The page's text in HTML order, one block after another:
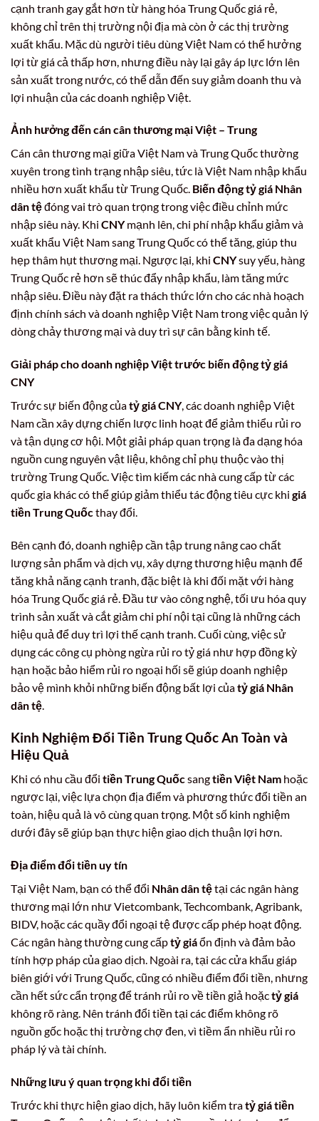
cạnh tranh gay gắt hơn từ hàng hóa Trung Quốc giá rẻ,
không chỉ trên thị trường nội địa mà còn ở các thị trường
xuất khẩu. Mặc dù người tiêu dùng Việt Nam có thể hưởng
lợi từ giá cả thấp hơn, nhưng điều này lại gây áp lực lớn lên
sản xuất trong nước, có thể dẫn đến suy giảm doanh thu và
lợi nhuận của các doanh nghiệp Việt.
Ảnh hưởng đến cán cân thương mại Việt – Trung
Cán cân thương mại giữa Việt Nam và Trung Quốc thường
xuyên trong tình trạng nhập siêu, tức là Việt Nam nhập khẩu
nhiều hơn xuất khẩu từ Trung Quốc. Biến động tỷ giá Nhân
dân tệđóng vai trò quan trọng trong việc điều chỉnh mức
nhập siêu này. Khi CNYmạnh lên, chi phí nhập khẩu giảm và
xuất khẩu Việt Nam sang Trung Quốc có thể tăng, giúp thu
hẹp thâm hụt thương mại. Ngược lại, khi CNYsuy yếu, hàng
Trung Quốc rẻ hơn sẽ thúc đẩy nhập khẩu, làm tăng mức
nhập siêu. Điều này đặt ra thách thức lớn cho các nhà hoạch
định chính sách và doanh nghiệp Việt Nam trong việc quản lý
dòng chảy thương mại và duy trì sự cân bằng kinh tế.
Giải pháp cho doanh nghiệp Việt trước biến động tỷ giá
CNY
Trước sự biến động củatỷ giá CNY, các doanh nghiệp Việt
Nam cần xây dựng chiến lược linh hoạt để giảm thiểu rủi ro
và tận dụng cơ hội. Một giải pháp quan trọng là đa dạng hóa
nguồn cung nguyên vật liệu, không chỉ phụ thuộc vào thị
trường Trung Quốc. Việc tìm kiếm các nhà cung cấp từ các
quốc gia khác có thể giúp giảm thiểu tác động tiêu cực khi giá
tiền Trung Quốcthay đổi.
Bên cạnh đó, doanh nghiệp cần tập trung nâng cao chất
lượng sản phẩm và dịch vụ, xây dựng thương hiệu mạnh để
tăng khả năng cạnh tranh, đặc biệt là khi đối mặt với hàng
hóa Trung Quốc giá rẻ. Đầu tư vào công nghệ, tối ưu hóa quy
trình sản xuất và cắt giảm chi phí nội tại cũng là những cách
hiệu quả để duy trì lợi thế cạnh tranh. Cuối cùng, việc sử
dụng các công cụ phòng ngừa rủi ro tỷ giá như hợp đồng kỳ
hạn hoặc bảo hiểm rủi ro ngoại hối sẽ giúp doanh nghiệp
bảo vệ mình khỏi những biến động bất lợi củatỷ giá Nhân
dân tệ.
Kinh Nghiệm Đổi Tiền Trung Quốc An Toàn và
Hiệu Quả
Khi có nhu cầu đổi tiền Trung Quốcsangtiền Việt Nam hoặc
ngược lại, việc lựa chọn địa điểm và phương thức đổi tiền an
toàn, hiệu quả là vô cùng quan trọng. Một số kinh nghiệm
dưới đây sẽ giúp bạn thực hiện giao dịch thuận lợi hơn.
Địa điểm đổi tiền uy tín
Tại Việt Nam, bạn có thể đổi Nhân dân tệtại các ngân hàng
thương mại lớn như Vietcombank, Techcombank, Agribank,
BIDV, hoặc các quầy đổi ngoại tệ được cấp phép hoạt động.
Các ngân hàng thường cung cấptỷ giáổn định và đảm bảo
tính hợp pháp của giao dịch. Ngoài ra, tại các cửa khẩu giáp
biên giới với Trung Quốc, cũng có nhiều điểm đổi tiền, nhưng
cần hết sức cẩn trọng để tránh rủi ro về tiền giả hoặctỷ giá
không rõ ràng. Nên tránh đổi tiền tại các điểm không rõ
nguồn gốc hoặc thị trường chợ đen, vì tiềm ẩn nhiều rủi ro
pháp lý và tài chính.
Những lưu ý quan trọng khi đổi tiền
Trước khi thực hiện giao dịch, hãy luôn kiểm tratỷ giá tiền